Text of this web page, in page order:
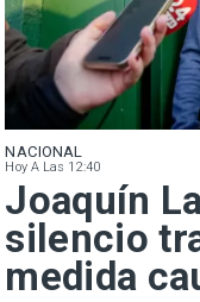
NACIONAL
Hoy A Las 12:40
Joaquín
silencio
medida